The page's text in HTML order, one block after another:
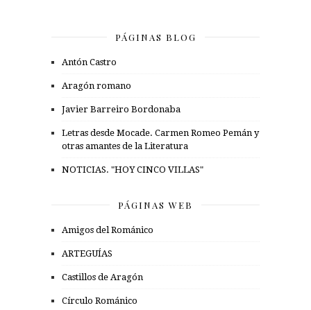
PÁGINAS BLOG
Antón Castro
Aragón romano
Javier Barreiro Bordonaba
Letras desde Mocade. Carmen Romeo Pemán y
otras amantes de la Literatura
NOTICIAS. "HOY CINCO VILLAS"
PÁGINAS WEB
Amigos del Románico
ARTEGUÍAS
Castillos de Aragón
Círculo Románico